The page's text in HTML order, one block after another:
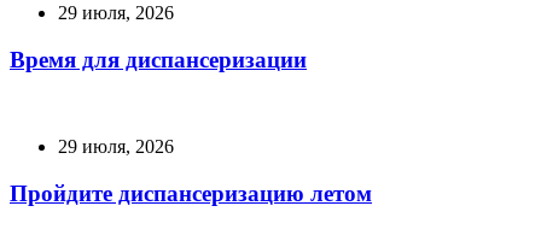
29 июля, 2026
Время для диспансеризации
29 июля, 2026
Пройдите диспансеризацию летом